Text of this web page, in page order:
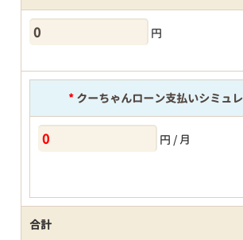
円
*クーちゃんローン支払いシミュ
円 / 月
合計